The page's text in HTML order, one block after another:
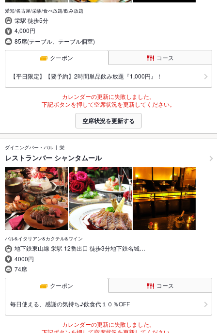
愛知/名古屋/栄駅/食べ放題/飲み放題
栄駅 徒歩5分
4,000円
85席(テーブル、テーブル個室)
クーポン コース
【平日限定】【要予約】2時間単品飲み放題『1,000円』！
カレンダーの更新に失敗しました。
下記ボタンを押して空席状況を更新してください。
空席状況を更新する
ダイニングバー・バル 栄
レストランバー シャンタムール
バル&イタリアン&カクテル&ワイン
地下鉄東山線 栄駅 12番出口 徒歩3分地下鉄名城…
4000円
74席
クーポン コース
毎日使える、感謝の気持ち♪飲食代１０％OFF
カレンダーの更新に失敗しました。